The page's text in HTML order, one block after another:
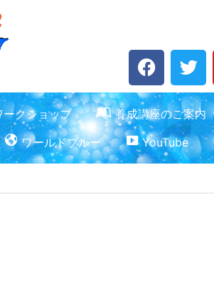
F
a
c
e
b
o
o
T
w
i
t
t
e
r
ークショップ 養成講座のご案内
ワールドブルー YouTube